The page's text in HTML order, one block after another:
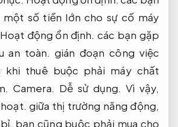
số tiền lớn cho sự cố máy
Hoạt động ổn định. các bạn gặp
an toàn. gián đoạn công việc
khi thuê buộc phải máy chất
Camera. Dễ sử dụng. Vì vậy,
giữa thị trường năng động,
bạn cũng buộc phải mua cho